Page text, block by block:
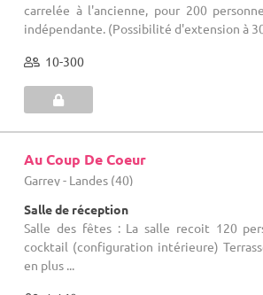
carrelée à l'ancienne, pour 200
indépendante. (Possibilité d'extension à
10-300
Au Coup De Coeur
Garrey - Landes (40)
Salle de réception
Salle des fêtes : La salle recoit 120
cocktail (configuration intérieure)
en plus ...